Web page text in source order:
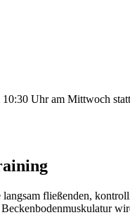
Uhr am Mittwoch
fließenden,